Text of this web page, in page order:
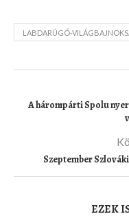
LABDARÚGÓ-
A hárompárti Spolu
Szeptember
EZEK